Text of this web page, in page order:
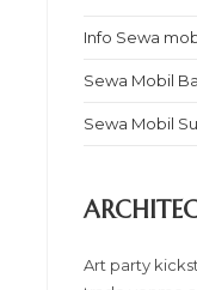
Info Sewa
Sewa Mobil
Sewa Mobil
Art party